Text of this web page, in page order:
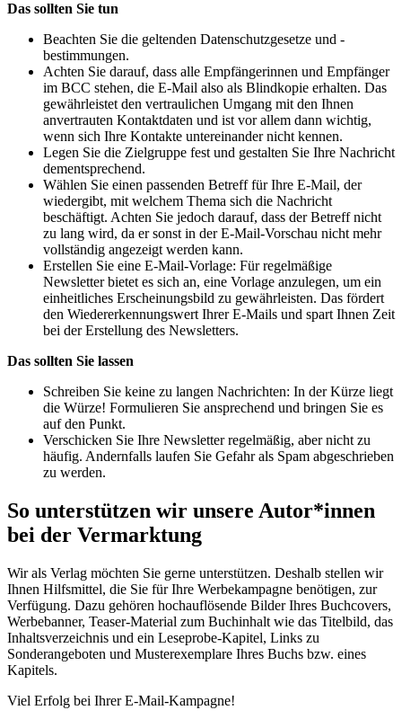
Das sollten Sie tun
Beachten Sie die geltenden Datenschutzgesetze und -
bestimmungen.
Achten Sie darauf, dass alle Empfängerinnen und Empfänger
im BCC stehen, die E-Mail also als Blindkopie erhalten. Das
gewährleistet den vertraulichen Umgang mit den Ihnen
anvertrauten Kontaktdaten und ist vor allem dann wichtig,
wenn sich Ihre Kontakte untereinander nicht kennen.
Legen Sie die Zielgruppe fest und gestalten Sie Ihre Nachricht
dementsprechend.
Wählen Sie einen passenden Betreff für Ihre E-Mail, der
wiedergibt, mit welchem Thema sich die Nachricht
beschäftigt. Achten Sie jedoch darauf, dass der Betreff nicht
zu lang wird, da er sonst in der E-Mail-Vorschau nicht mehr
vollständig angezeigt werden kann.
Erstellen Sie eine E-Mail-Vorlage: Für regelmäßige
Newsletter bietet es sich an, eine Vorlage anzulegen, um ein
einheitliches Erscheinungsbild zu gewährleisten. Das fördert
den Wiedererkennungswert Ihrer E-Mails und spart Ihnen Zeit
bei der Erstellung des Newsletters.
Das sollten Sie lassen
Schreiben Sie keine zu langen Nachrichten: In der Kürze liegt
die Würze! Formulieren Sie ansprechend und bringen Sie es
auf den Punkt.
Verschicken Sie Ihre Newsletter regelmäßig, aber nicht zu
häufig. Andernfalls laufen Sie Gefahr als Spam abgeschrieben
zu werden.
So unterstützen wir unsere Autor*innen
bei der Vermarktung
Wir als Verlag möchten Sie gerne unterstützen. Deshalb stellen wir
Ihnen Hilfsmittel, die Sie für Ihre Werbekampagne benötigen, zur
Verfügung. Dazu gehören hochauflösende Bilder Ihres Buchcovers,
Werbebanner, Teaser-Material zum Buchinhalt wie das Titelbild, das
Inhaltsverzeichnis und ein Leseprobe-Kapitel, Links zu
Sonderangeboten und Musterexemplare Ihres Buchs bzw. eines
Kapitels.
Viel Erfolg bei Ihrer E-Mail-Kampagne!